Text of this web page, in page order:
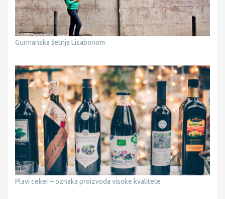
Gurmanska šetnja Lisabonom
Plavi ceker – oznaka proizvoda visoke kvalitete